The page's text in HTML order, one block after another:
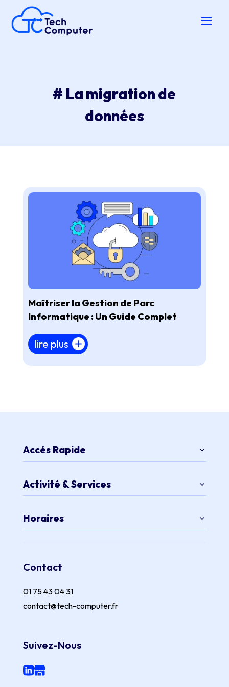
# La migration de
données
Maîtriser la Gestion de Parc
Informatique : Un Guide Complet
lire plus
Accés Rapide
Activité & Services
Horaires
Contact
01 75 43 04 31
contact@tech-computer.fr
Suivez-Nous